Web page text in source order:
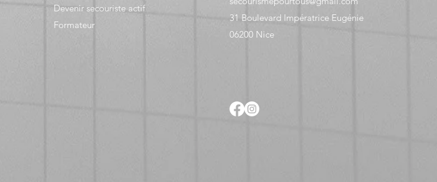
Devenir secouriste actif
Formateur
31 Boulevard Impératrice Eugénie
06200 Nice